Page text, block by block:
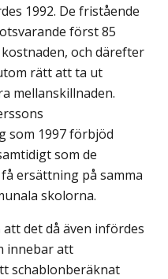
1992. De fristående
först 85
och därefter
rätt att ta ut
mellanskillnaden.
som 1997 förbjöd
som de
ersättning på samma
skolorna.
det då även infördes
innebar att
schablonberäknat